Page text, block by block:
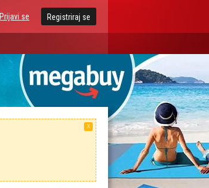
Prijavi se Registriraj se
X